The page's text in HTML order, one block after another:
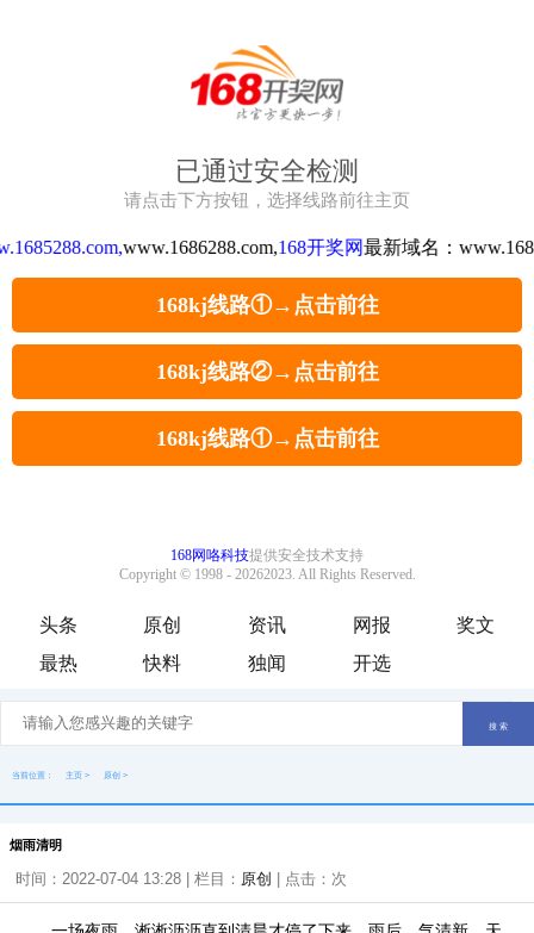
头条 原创 资讯 网报
奖文
最热
快料 独闻 开选
当前位置： 主页 > 原创 >
烟雨清明
时间：2022-07-04 13:28 | 栏目： 原创 | 点击： 次